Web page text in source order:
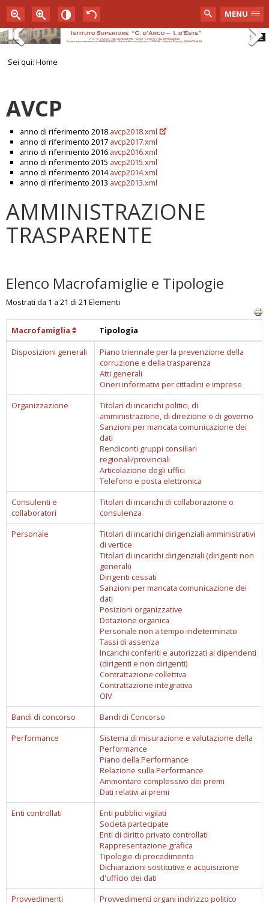
MENU
1
2
Pause
Sei qui: Home
AVCP
anno di riferimento 2018 avcp2018.xml
anno di riferimento 2017 avcp2017.xml
anno di riferimento 2016 avcp2016.xml
anno di riferimento 2015 avcp2015.xml
anno di riferimento 2014avcp2014.xml
anno di riferimento 2013 avcp2013.xml
AMMINISTRAZIONE
TRASPARENTE
Elenco Macrofamiglie e Tipologie
Mostrati da 1 a 21 di 21 Elementi
Macrofamiglia
Tipologia
Disposizioni generali
Piano triennale per la prevenzione della
corruzione e della trasparenza
Atti generali
Oneri informativi per cittadini e imprese
Organizzazione
Titolari di incarichi politici, di
amministrazione, di direzione o di governo
Sanzioni per mancata comunicazione dei
dati
Rendiconti gruppi consiliari
regionali/provinciali
Articolazione degli uffici
Telefono e posta elettronica
Consulenti e
collaboratori
Titolari di incarichi di collaborazione o
consulenza
Personale
Titolari di incarichi dirigenziali amministrativi
di vertice
Titolari di incarichi dirigenziali (dirigenti non
generali)
Dirigenti cessati
Sanzioni per mancata comunicazione dei
dati
Posizioni organizzative
Dotazione organica
Personale non a tempo indeterminato
Tassi di assenza
Incarichi conferiti e autorizzati ai dipendenti
(dirigenti e non dirigenti)
Contrattazione collettiva
Contrattazione integrativa
OIV
Bandi di concorso
Bandi di Concorso
Performance
Sistema di misurazione e valutazione della
Performance
Piano della Performance
Relazione sulla Performance
Ammontare complessivo dei premi
Dati relativi ai premi
Enti controllati
Enti pubblici vigilati
Società partecipate
Enti di diritto privato controllati
Rappresentazione grafica
Tipologie di procedimento
Dichiarazioni sostitutive e acquisizione
d'ufficio dei dati
Provvedimenti
Provvedimenti organi indirizzo politico